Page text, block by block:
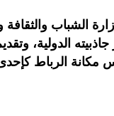
الشباب
جاذبيته الدولية،
مكانة الرباط